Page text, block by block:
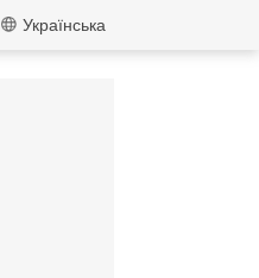
MEmu
Українська